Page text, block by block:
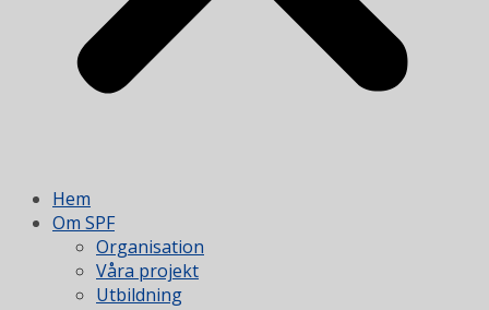
Hem
Om SPF
Organisation
Våra projekt
Utbildning